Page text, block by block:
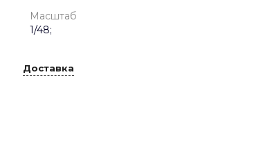
Масштаб
1/48;
Доставка